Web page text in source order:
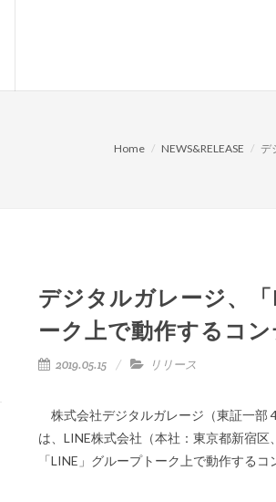
Home NEWS&RELEASE デ
デジタルガレージ、
ーク上で動作するコ
2019.05.15 リリース
株式会社デジタルガレージ（東証一部
は、LINE株式会社（本社：東京都新宿区
「LINE」グループトーク上で動作する